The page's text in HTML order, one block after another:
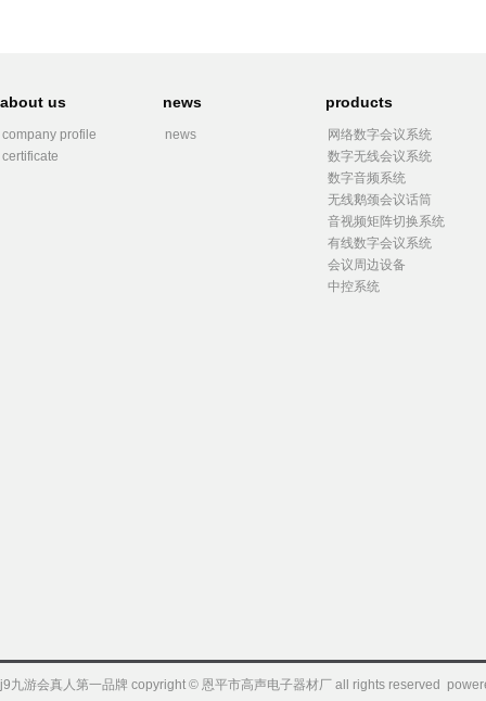
about us
company profile
certificate
news
news
products
网络数字会议系统
数字无线会议系统
数字音频系统
无线鹅颈会议话筒
音视频矩阵切换系统
有线数字会议系统
会议周边设备
中控系统
j9九游会真人第一品牌 copyright © 恩平市高声电子器材厂 all rights reserved